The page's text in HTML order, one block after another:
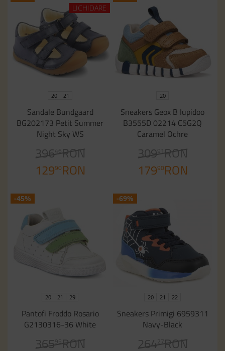
LICHIDARE
20 21
Sandale Bundgaard
BG202173 Petit Summer
Night Sky WS
396 46
RON
12990RON
20
Sneakers Geox B Iupidoo
B3555D 02214 C5G2Q
Caramel Ochre
309 91RON
17990RON
-45%
20 21 29
Pantofi Froddo Rosario
G2130316-36 White
365 95RON
-69%
20 21 22
Sneakers Primigi 6959311
Navy-Black
26427 RON